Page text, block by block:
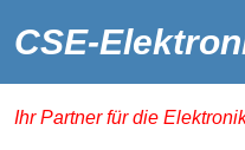
CSE-
Ihr Partner für die